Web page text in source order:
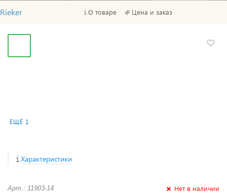
Rieker О товаре Цена и заказ
ЕЩЁ 1
Характеристики
Арт.: 11903-14 Нет в наличии